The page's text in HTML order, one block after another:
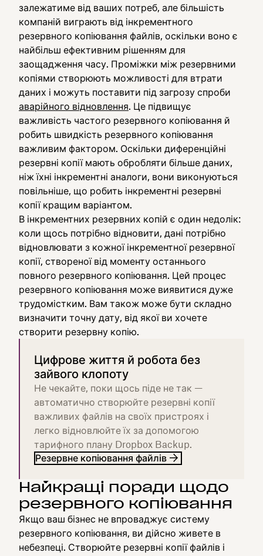
залежатиме від ваших потреб, але більшість
компаній виграють від інкрементного
резервного копіювання файлів, оскільки воно є
найбільш ефективним рішенням для
заощадження часу. Проміжки між резервними
копіями створюють можливості для втрати
даних і можуть поставити під загрозу спроби
аварійного відновлення. Це підвищує
важливість частого резервного копіювання й
робить швидкість резервного копіювання
важливим фактором. Оскільки диференційні
резервні копії мають обробляти більше даних,
ніж їхні інкрементні аналоги, вони виконуються
повільніше, що робить інкрементні резервні
копії кращим варіантом.
В інкрементних резервних копій є один недолік:
коли щось потрібно відновити, дані потрібно
відновлювати з кожної інкрементної резервної
копії, створеної від моменту останнього
повного резервного копіювання. Цей процес
резервного копіювання може виявитися дуже
трудомістким. Вам також може бути складно
визначити точну дату, від якої ви хочете
створити резервну копію.
Цифрове життя й робота без
зайвого клопоту
Не чекайте, поки щось піде не так —
автоматично створюйте резервні копії
важливих файлів на своїх пристроях і
легко відновлюйте їх за допомогою
тарифного плану Dropbox Backup.
Резервне копіювання файлів
Найкращі поради щодо
резервного копіювання
Якщо ваш бізнес не впроваджує систему
резервного копіювання, ви дійсно живете в
небезпеці. Створюйте резервні копії файлів і